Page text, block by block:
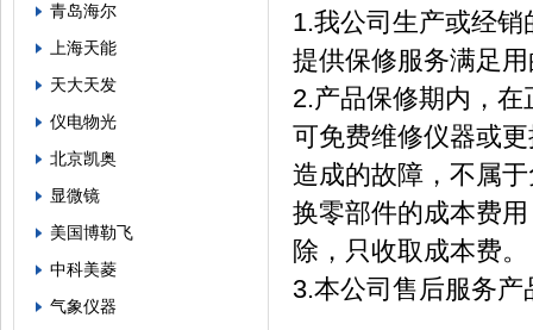
青岛海尔
上海天能
天大天发
仪电物光
北京凯奥
显微镜
美国博勒飞
中科美菱
气象仪器
1.我公司生产或经
提供保修服务满足
2.产品保修期内，
可免费维修仪器或
造成的故障，不属
换零部件的成本费
除，只收取成本费。
3.本公司售后服务